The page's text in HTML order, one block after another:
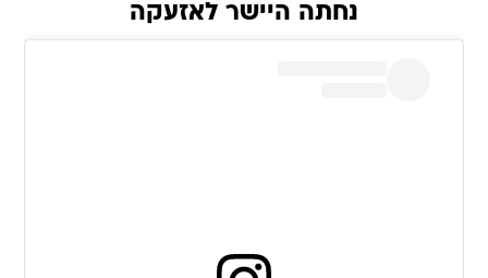
נחתה היישר לאזעקה